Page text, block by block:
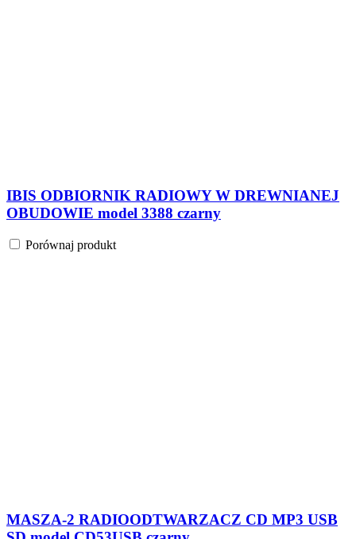
IBIS ODBIORNIK RADIOWY W DREWNIANEJ
OBUDOWIE model 3388 czarny
Porównaj produkt
MASZA-2 RADIOODTWARZACZ CD MP3 USB